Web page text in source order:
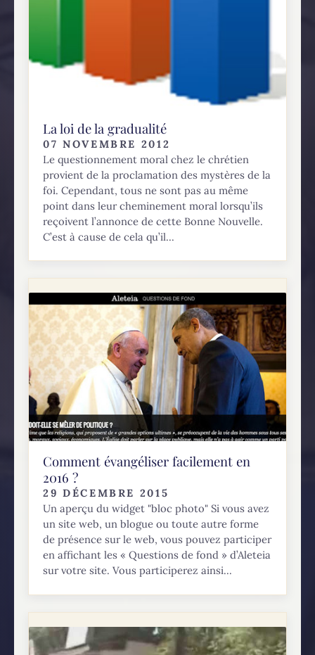
La loi de la gradualité
07 NOVEMBRE 2012
Le questionnement moral chez le chrétien
provient de la proclamation des mystères de la
foi. Cependant, tous ne sont pas au même
point dans leur cheminement moral lorsqu’ils
reçoivent l’annonce de cette Bonne Nouvelle.
C’est à cause de cela qu’il...
Comment évangéliser facilement en
2016 ?
29 DÉCEMBRE 2015
Un aperçu du widget "bloc photo" Si vous avez
un site web, un blogue ou toute autre forme
de présence sur le web, vous pouvez participer
en affichant les « Questions de fond » d’Aleteia
sur votre site. Vous participerez ainsi...